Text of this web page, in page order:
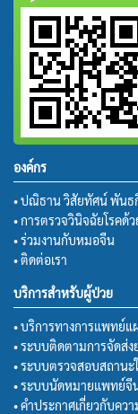
องค์กร
• ปณิธาน วิสัยทัศน์ พันธ
• การตรวจวินิจฉัยโรค
• ร่วมงานกับหมอจีน
• ติดต่อเรา
บริการสำหรับผู้ป่วย
• บริการทางการแพทย์
• ระบบติดตามการจัดส่ง
• ระบบตรวจสอบสถานะ
• ระบบนัดหมายแพทย์จี
• คำประกาศเกี่ยวกับคว